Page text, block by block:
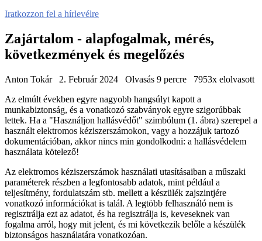
Iratkozzon fel a hírlevélre
Zajártalom - alapfogalmak, mérés,
következmények és megelőzés
Anton Tokár 2. Február 2024 Olvasás 9 percre
7953x elolvasott
Az elmúlt években egyre nagyobb hangsúlyt kapott a
munkabiztonság, és a vonatkozó szabványok egyre szigorúbbak
lettek. Ha a "Használjon hallásvédőt" szimbólum (1. ábra) szerepel a
használt elektromos kéziszerszámokon, vagy a hozzájuk tartozó
dokumentációban, akkor nincs min gondolkodni: a hallásvédelem
használata kötelező!
Az elektromos kéziszerszámok használati utasításaiban a műszaki
paraméterek részben a legfontosabb adatok, mint például a
teljesítmény, fordulatszám stb. mellett a készülék zajszintjére
vonatkozó információkat is talál. A legtöbb felhasználó nem is
regisztrálja ezt az adatot, és ha regisztrálja is, keveseknek van
fogalma arról, hogy mit jelent, és mi következik belőle a készülék
biztonságos használatára vonatkozóan.